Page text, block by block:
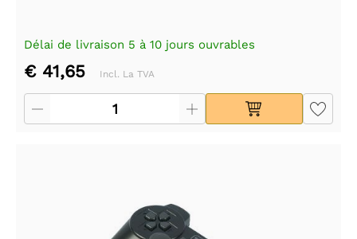
Délai de livraison 5 à 10 jours ouvrables
€ 41,65 Incl. La TVA